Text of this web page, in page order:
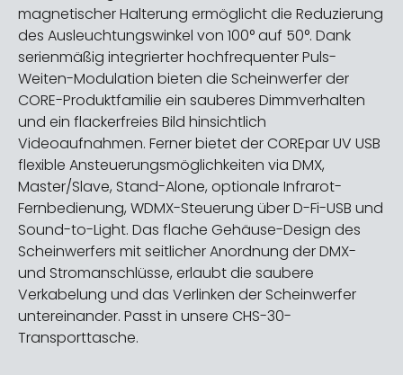
magnetischer Halterung ermöglicht die Reduzierung
des Ausleuchtungswinkel von 100° auf 50°. Dank
serienmäßig integrierter hochfrequenter Puls-
Weiten-Modulation bieten die Scheinwerfer der
CORE-Produktfamilie ein sauberes Dimmverhalten
und ein flackerfreies Bild hinsichtlich
Videoaufnahmen. Ferner bietet der COREpar UV USB
flexible Ansteuerungsmöglichkeiten via DMX,
Master/Slave, Stand-Alone, optionale Infrarot-
Fernbedienung, WDMX-Steuerung über D-Fi-USB und
Sound-to-Light. Das flache Gehäuse-Design des
Scheinwerfers mit seitlicher Anordnung der DMX-
und Stromanschlüsse, erlaubt die saubere
Verkabelung und das Verlinken der Scheinwerfer
untereinander. Passt in unsere CHS-30-
Transporttasche.